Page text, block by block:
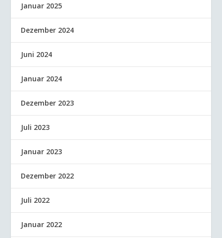
Januar 2025
Dezember 2024
Juni 2024
Januar 2024
Dezember 2023
Juli 2023
Januar 2023
Dezember 2022
Juli 2022
Januar 2022